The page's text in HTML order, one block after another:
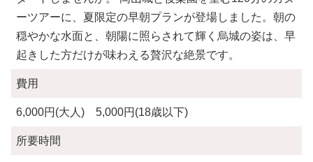
ーツアーに、夏限定の早朝プランが登場しました。朝の
穏やかな水面と、朝陽に照らされて輝く烏城の姿は、早
起きした方だけが味わえる贅沢な絶景です。
費用
6,000円(大人) 5,000円(18歳以下)
所要時間